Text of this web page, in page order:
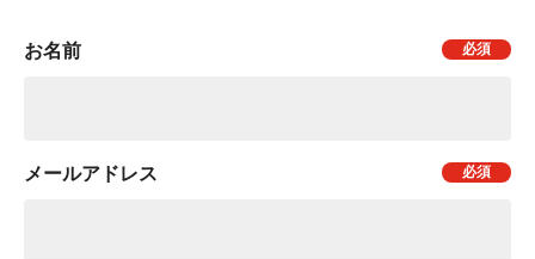
お名前
メールアドレス